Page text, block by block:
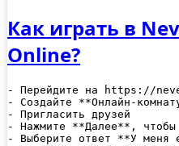
Как играть в
Online?
- Перейдите на https://
- Создайте **Онлайн-
- Пригласить друзей
- Нажмите **Далее**, чтобы
- Выберите ответ **У